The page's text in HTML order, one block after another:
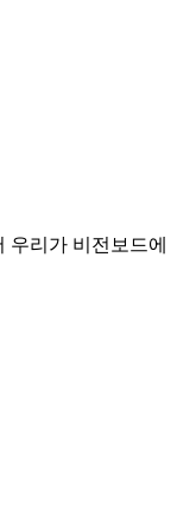
리가 비전보드에